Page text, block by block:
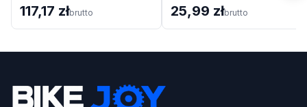
117,17 złbrutto 25,99 złbrutto